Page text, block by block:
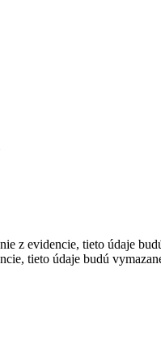
z evidencie, tieto údaje
tieto údaje budú